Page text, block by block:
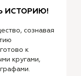
ИСТОРИЮ!
сознавая
к
кругами,